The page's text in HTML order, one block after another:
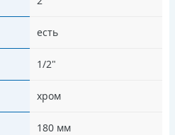
есть
1/2"
хром
180 мм